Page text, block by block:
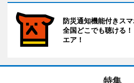
防災通知機能付きス
全国どこでも聴ける
エア！
特集